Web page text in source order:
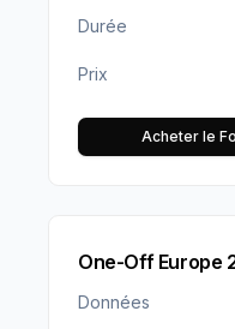
Durée
Prix
Acheter le
One-Off Europe
Données